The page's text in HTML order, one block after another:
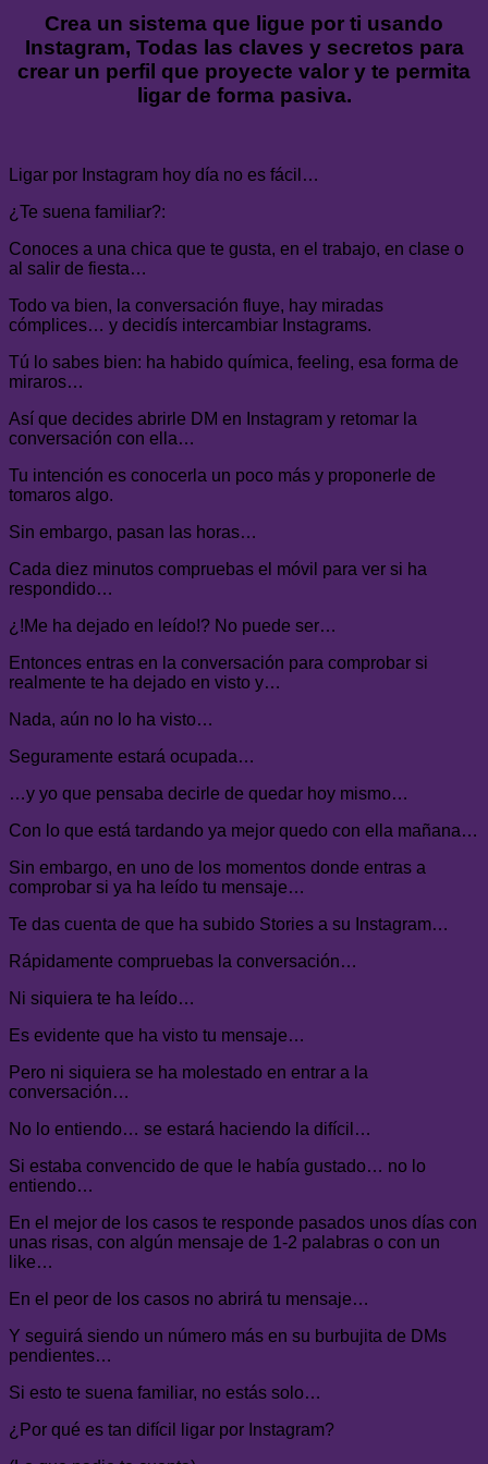
Crea un sistema que ligue por ti usando
Instagram, Todas las claves y secretos para
crear un perfil que proyecte valor y te permita
ligar de forma pasiva.
Ligar por Instagram hoy día no es fácil…
¿Te suena familiar?:
Conoces a una chica que te gusta, en el trabajo, en clase o
al salir de fiesta…
Todo va bien, la conversación fluye, hay miradas
cómplices… y decidís intercambiar Instagrams.
Tú lo sabes bien: ha habido química, feeling, esa forma de
miraros…
Así que decides abrirle DM en Instagram y retomar la
conversación con ella…
Tu intención es conocerla un poco más y proponerle de
tomaros algo.
Sin embargo, pasan las horas…
Cada diez minutos compruebas el móvil para ver si ha
respondido…
¿!Me ha dejado en leído!? No puede ser…
Entonces entras en la conversación para comprobar si
realmente te ha dejado en visto y…
Nada, aún no lo ha visto…
Seguramente estará ocupada…
…y yo que pensaba decirle de quedar hoy mismo…
Con lo que está tardando ya mejor quedo con ella mañana…
Sin embargo, en uno de los momentos donde entras a
comprobar si ya ha leído tu mensaje…
Te das cuenta de que ha subido Stories a su Instagram…
Rápidamente compruebas la conversación…
Ni siquiera te ha leído…
Es evidente que ha visto tu mensaje…
Pero ni siquiera se ha molestado en entrar a la
conversación…
No lo entiendo… se estará haciendo la difícil…
Si estaba convencido de que le había gustado… no lo
entiendo…
En el mejor de los casos te responde pasados unos días con
unas risas, con algún mensaje de 1-2 palabras o con un
like…
En el peor de los casos no abrirá tu mensaje…
Y seguirá siendo un número más en su burbujita de DMs
pendientes…
Si esto te suena familiar, no estás solo…
¿Por qué es tan difícil ligar por Instagram?